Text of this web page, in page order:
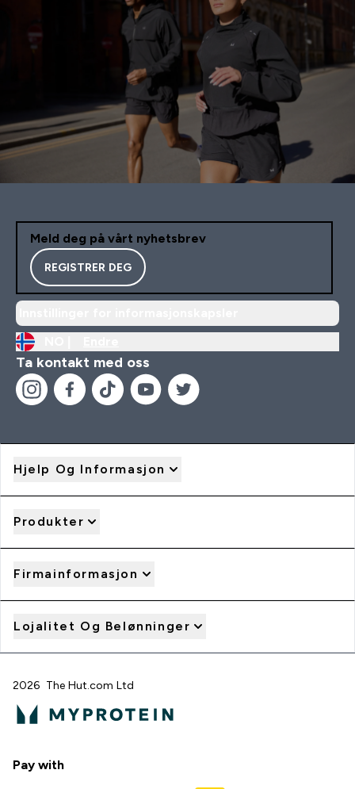
Meld deg på vårt nyhetsbrev
REGISTRER DEG
Ta kontakt med oss
Hjelp Og Informasjon
Produkter
Firmainformasjon
Lojalitet Og Belønninger
2026 The Hut.com Ltd
Pay with